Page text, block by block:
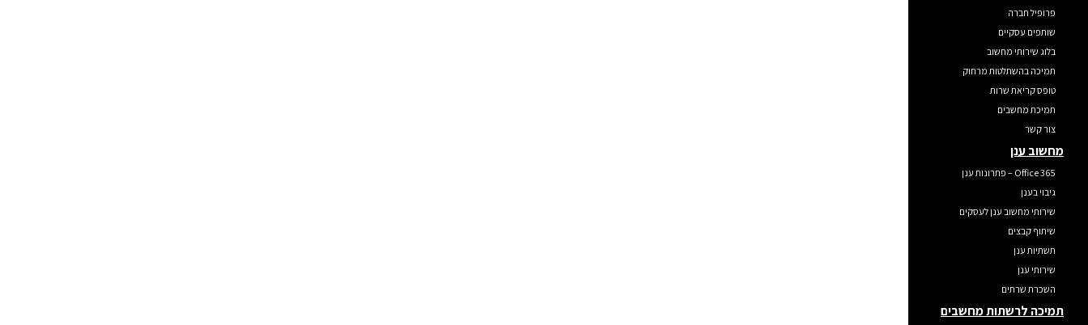
פרופיל חברה
שותפים עסקיים
בלוג שירותי מחשוב
תמיכה בהשתלטות מרחוק
טופס קריאת שרות
תמיכת מחשבים
צור קשר
מחשוב ענן
Office 365 – פתרונות ענן
גיבוי בענן
שירותי מחשוב ענן לעסקים
שיתוף קבצים
תשתיות ענן
שירותי ענן
השכרת שרתים
תמיכה לרשתות מחשבים